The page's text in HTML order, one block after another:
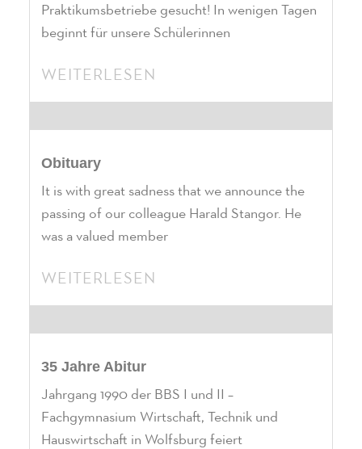
Praktikumsbetriebe gesucht! In wenigen Tagen
beginnt für unsere Schülerinnen
WEITERLESEN
Obituary
It is with great sadness that we announce the
passing of our colleague Harald Stangor. He
was a valued member
WEITERLESEN
35 Jahre Abitur
Jahrgang 1990 der BBS I und II –
Fachgymnasium Wirtschaft, Technik und
Hauswirtschaft in Wolfsburg feiert